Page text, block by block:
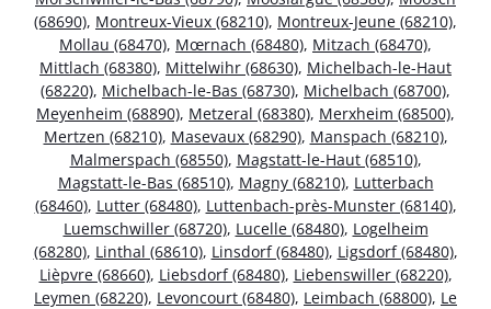
(68690), Montreux-Vieux (68210), Montreux-Jeune (68210),
Mollau (68470), Mœrnach (68480), Mitzach (68470),
Mittlach (68380), Mittelwihr (68630), Michelbach-le-Haut
(68220), Michelbach-le-Bas (68730), Michelbach (68700),
Meyenheim (68890), Metzeral (68380), Merxheim (68500),
Mertzen (68210), Masevaux (68290), Manspach (68210),
Malmerspach (68550), Magstatt-le-Haut (68510),
Magstatt-le-Bas (68510), Magny (68210), Lutterbach
(68460), Lutter (68480), Luttenbach-près-Munster (68140),
Luemschwiller (68720), Lucelle (68480), Logelheim
(68280), Linthal (68610), Linsdorf (68480), Ligsdorf (68480),
Lièpvre (68660), Liebsdorf (68480), Liebenswiller (68220),
Leymen (68220), Levoncourt (68480), Leimbach (68800), Le